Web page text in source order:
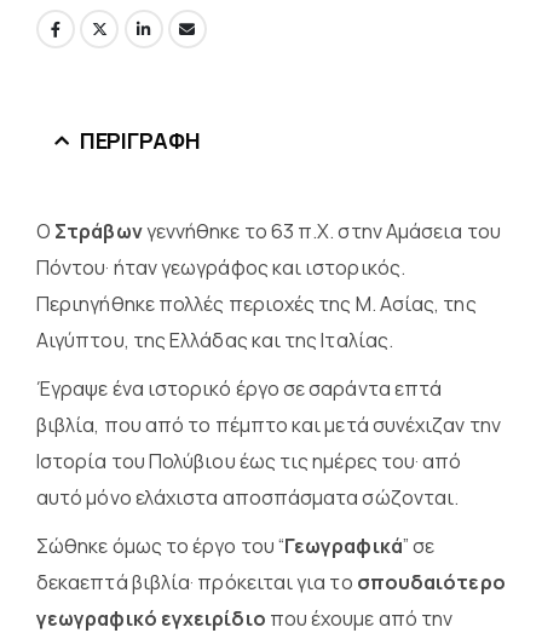
ΠΕΡΙΓΡΑΦΉ
Ο Στράβωνγεννήθηκε το 63 π.Χ. στην Αμάσεια του
Πόντου· ήταν γεωγράφος και ιστορικός.
Περιηγήθηκε πολλές περιοχές της Μ. Ασίας, της
Αιγύπτου, της Ελλάδας και της Ιταλίας.
Έγραψε ένα ιστορικό έργο σε σαράντα επτά
βιβλία, που από το πέμπτο και μετά συνέχιζαν την
Ιστορία του Πολύβιου έως τις ημέρες του· από
αυτό μόνο ελάχιστα αποσπάσματα σώζονται.
Σώθηκε όμως το έργο του “Γεωγραφικά” σε
δεκαεπτά βιβλία· πρόκειται για το σπουδαιότερο
γεωγραφικό εγχειρίδιο που έχουμε από την